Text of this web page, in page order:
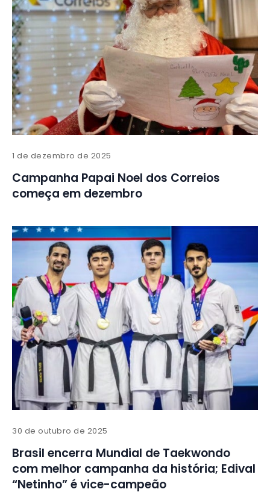
1 de dezembro de 2025
Campanha Papai Noel dos Correios
começa em dezembro
30 de outubro de 2025
Brasil encerra Mundial de Taekwondo
com melhor campanha da história; Edival
“Netinho” é vice-campeão